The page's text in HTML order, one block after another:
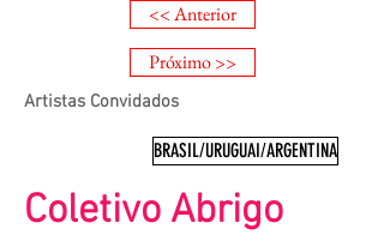
<< Anterior
Próximo >>
Artistas Convidados
BRASIL/URUGUAI/ARGENTINA
Coletivo Abrigo